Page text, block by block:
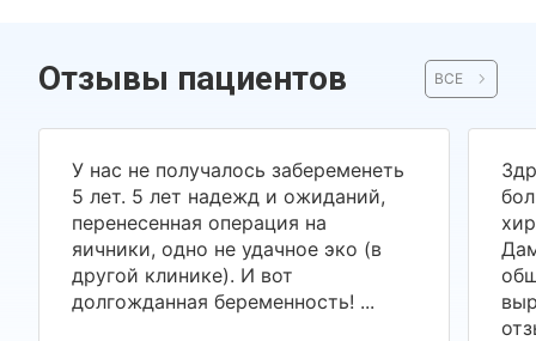
Отзывы пациентов ВСЕ
У нас не получалось забеременеть
5 лет. 5 лет надежд и ожиданий,
перенесенная операция на
яичники, одно не удачное эко (в
другой клинике). И вот
долгожданная беременность! ...